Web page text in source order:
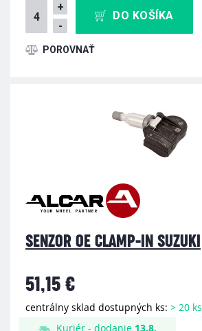
+
-
DO KOŠÍKA
SENZOR OE CLAMP-IN SUZUKI
51,15 €
centrálny sklad dostupných ks: > 20 ks
Kuriér - dodanie 13.8.